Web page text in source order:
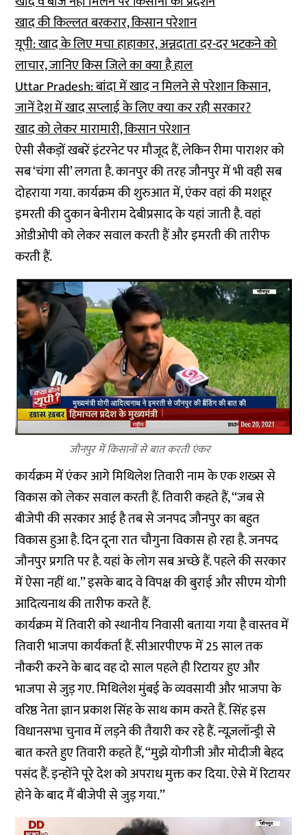
खाद की किल्लत बरकरार, किसान परेशान
यूपी: खाद के लिए मचा हाहाकार, अन्नदाता दर-दर भटकने को
लाचार, जानिए किस जिले का क्या है हाल
Uttar Pradesh: बांदा में खाद न मिलने से परेशान किसान,
जानें देश में खाद सप्‍लाई के लिए क्‍या कर रही सरकार?
खाद को लेकर मारामारी, किसान परेशान
ऐसी सैकड़ों खबरें इंटरनेट पर मौजूद हैं, लेकिन रीमा पाराशर को
सब ‘चंगा सी’ लगता है. कानपुर की तरह जौनपुर में भी वही सब
दोहराया गया. कार्यक्रम की शुरुआत में, एंकर वहां की मशहूर
इमरती की दुकान बेनीराम देबीप्रसाद के यहां जाती है. वहां
ओडीओपी को लेकर सवाल करती हैं और इमरती की तारीफ
करती हैं.
जौनपुर में किसानों से बात करती एंकर
कार्यक्रम में एंकर आगे मिथिलेश तिवारी नाम के एक शख्स से
विकास को लेकर सवाल करती हैं. तिवारी कहते हैं, ‘‘जब से
बीजेपी की सरकार आई है तब से जनपद जौनपुर का बहुत
विकास हुआ है. दिन दूना रात चौगुना विकास हो रहा है. जनपद
जौनपुर प्रगति पर है. यहां के लोग सब अच्छे हैं. पहले की सरकार
में ऐसा नहीं था.’’ इसके बाद वे विपक्ष की बुराई और सीएम योगी
आदित्यनाथ की तारीफ करते हैं.
कार्यक्रम में तिवारी को स्थानीय निवासी बताया गया है वास्तव में
तिवारी भाजपा कार्यकर्ता हैं. सीआरपीएफ में 25 साल तक
नौकरी करने के बाद वह दो साल पहले ही रिटायर हुए और
भाजपा से जुड़ गए. मिथिलेश मुंबई के व्यवसायी और भाजपा के
वरिष्ठ नेता ज्ञान प्रकाश सिंह के साथ काम करते हैं. सिंह इस
विधानसभा चुनाव में लड़ने की तैयारी कर रहे हैं. न्यूज़लॉन्ड्री से
बात करते हुए तिवारी कहते हैं, ‘‘मुझे योगीजी और मोदीजी बेहद
पसंद हैं. इन्होंने पूरे देश को अपराध मुक्त कर दिया. ऐसे में रिटायर
होने के बाद मैं बीजेपी से जुड़ गया.’’